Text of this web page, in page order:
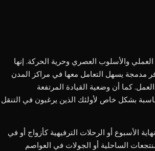
والأسلوب العصري وحرية الحركة. إنها
مدمجة يسهل التعامل معها في مراكز المدن
كما أن وضعية القيادة المرتفعة
بشكل خاص لأولئك الذين يرغبون في التنقل
الأسبوع أو الرحلات الترفيهية كأزواج أو في
الساحلية أو الجولات في العواصم